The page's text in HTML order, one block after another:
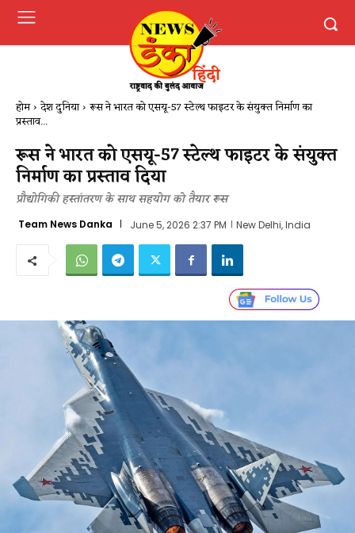
होम देश दुनिया रूस ने भारत को एसयू-57 स्टेल्थ फाइटर के संयुक्त निर्माण का
प्रस्ताव...
रूस ने भारत को एसयू-57 स्टेल्थ फाइटर के संयुक्त
निर्माण का प्रस्ताव दिया
प्रौद्योगिकी हस्तांतरण के साथ सहयोग को तैयार रूस
Team News Danka June 5, 2026 2:37 PM New Delhi, India